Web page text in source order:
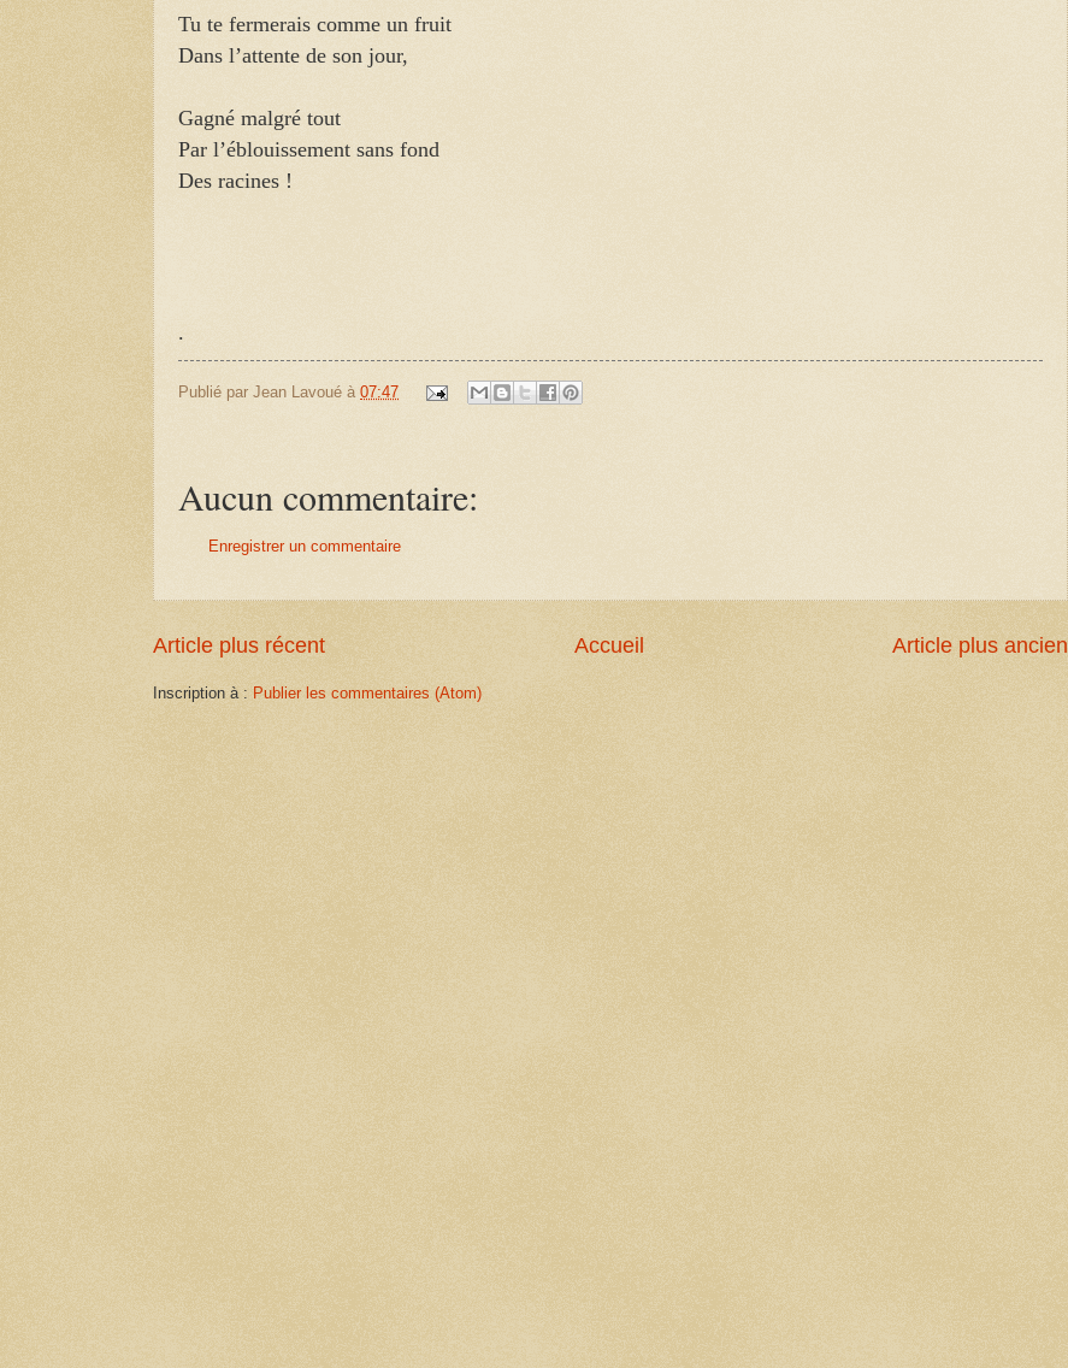
Tu te fermerais comme un fruit
Dans l’attente de son jour,
Gagné malgré tout
Par l’éblouissement sans fond
Des racines !
.
Publié par Jean Lavoué à 07:47
Aucun commentaire:
Enregistrer un commentaire
Article plus récent Article plus ancien
Accueil
Inscription à : Publier les commentaires (Atom)